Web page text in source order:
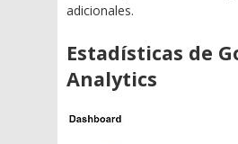
adicionales.
Estadísticas de
Analytics